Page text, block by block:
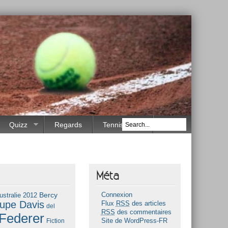
Quizz Regards Tennis Race
2012 Bercy
Davis del
Fiction
Méta
Connexion
Flux RSS des articles
RSS des commentaires
Site de WordPress-FR